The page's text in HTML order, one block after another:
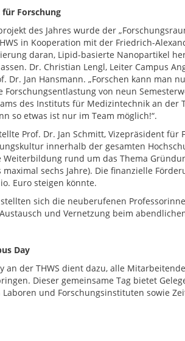
Forschung
des Jahres wurde der
in Kooperation mit der Friedrich-
daran, Lipid-basierte Nanopartikel
Dr. Christian Lengl, Leiter Campus
Dr. Jan Hansmann. „Forschen kann man
Forschungsentlastung von neun
des Instituts für Medizintechnik an der
so etwas ist nur im Team möglich!“.
Prof. Dr. Jan Schmitt, Vizepräsident für
innerhalb der gesamten
Weiterbildung rund um das Thema
maximal sechs Jahre). Die finanzielle
Euro steigen könnte.
sich die neuberufenen
und Vernetzung beim
Day
an der THWS dient dazu, alle
Dieser gemeinsame Tag bietet
Laboren und Forschungsinstituten sowie